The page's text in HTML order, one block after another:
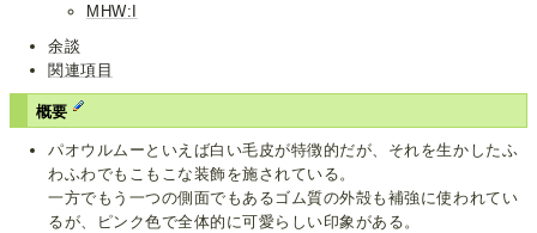
MHW:I
余談
関連項目
概要
パオウルムーといえば白い毛皮が特徴的だが、それを生かしたふ
わふわでもこもこな装飾を施されている。
一方でもう一つの側面でもあるゴム質の外殻も補強に使われてい
るが、ピンク色で全体的に可愛らしい印象がある。